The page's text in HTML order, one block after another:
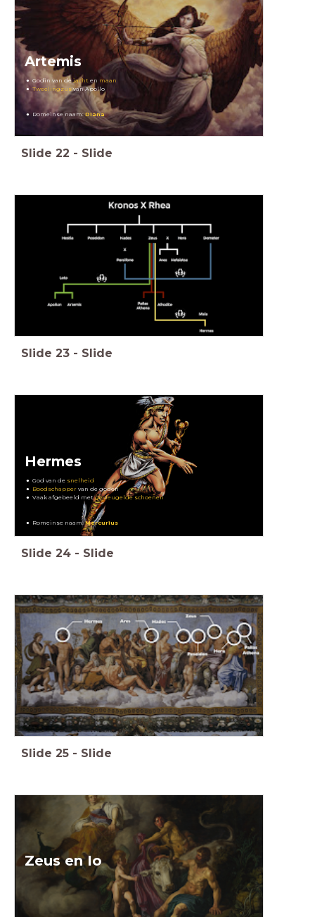
Artemis
Godin van dejacht en maan
Tweelingzusvan Apollo
Romeinse naam:Diana
Slide 22 - Slide
Slide 23 - Slide
Hermes
God van de snelheid
Boodschapper van de goden
Vaak afgebeeld metgevleugelde schoenen
Romeinse naam:Mercurius
Slide 24 - Slide
Slide 25 - Slide
Zeus en Io